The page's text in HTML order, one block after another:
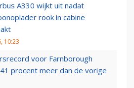
A330 wijkt uit nadat
rook in cabine
10:23
voor Farnborough
procent meer dan de vorige